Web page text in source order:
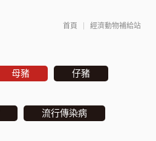
首頁 經濟動物補給站
母豬 仔豬
流行傳染病